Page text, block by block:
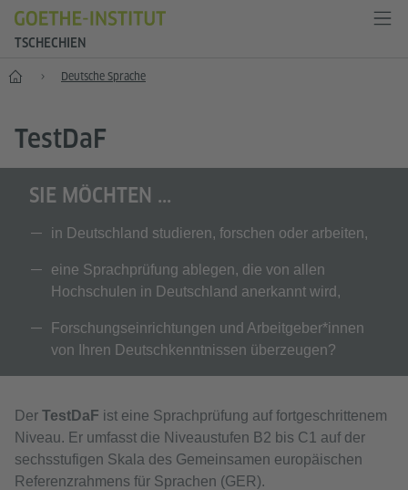
TSCHECHIEN
Start Deutsche Sprache
TestDaF
SIE MÖCHTEN ...
in Deutschland studieren, forschen oder arbeiten,
eine Sprachprüfung ablegen, die von allen
Hochschulen in Deutschland anerkannt wird,
Forschungseinrichtungen und Arbeitgeber*innen
von Ihren Deutschkenntnissen überzeugen?
Der TestDaF ist eine Sprachprüfung auf fortgeschrittenem
Niveau. Er umfasst die Niveaustufen B2 bis C1 auf der
sechsstufigen Skala des Gemeinsamen europäischen
Referenzrahmens für Sprachen (GER).